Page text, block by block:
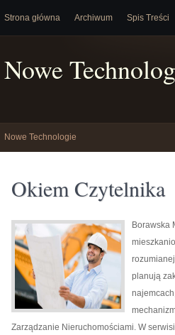
Strona główna Archiwum Spis Treści
Nowe
Nowe Technologie
Okiem Czytelnika
Borawska
planują
Zarządzanie Nieruchomościami. W